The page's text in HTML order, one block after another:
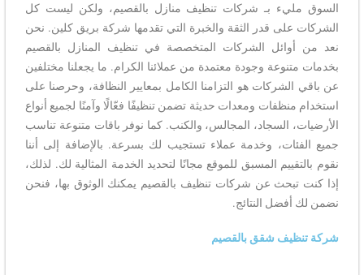
السوق مليء بـ شركات تنظيف منازل بالقصيم، ولكن ليست كل
الشركات على قدر الثقة والخبرة التي تقدمها شركة بريق كلين. نحن
نعد من أوائل الشركات المتخصصة في تنظيف المنازل بالقصيم
بخدمات متنوعة وجودة معتمدة من عملائنا الكرام. ما يجعلنا مختلفين
عن باقي الشركات هو التزامنا الكامل بمعايير النظافة، وحرصنا على
استخدام منظفات ومعدات حديثة تضمن تنظيفًا فعّالًا وآمنًا لجميع أنواع
الأرضيات، السجاد، المجالس، والكنب. كما نوفر باقات متنوعة تناسب
جميع الفئات، وخدمة عملاء تستجيب لك بسرعة. بالإضافة إلى أننا
نقوم بالتقييم المسبق للموقع مجانًا لتحديد الخدمة المثالية لك. لذلك،
إذا كنت تبحث عن شركات تنظيف بالقصيم يمكنك الوثوق بها، فنحن
نضمن لك أفضل النتائج.
شركة تنظيف شقق بالقصيم